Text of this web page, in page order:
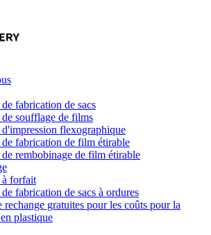
fabrication de sacs
soufflage de films
flexographique
fabrication de film étirable
rembobinage de film étirable
forfait
fabrication de sacs à ordures
rechange gratuites pour les coûts pour la
plastique